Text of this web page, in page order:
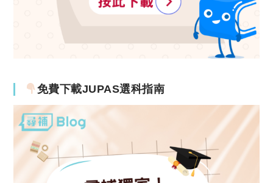
免費下載JUPAS選科指南